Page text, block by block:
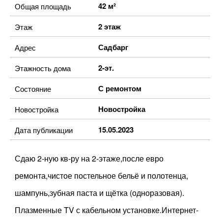
Общая площадь 42 м²
Этаж 2 этаж
Адрес Садбарг
Этажность дома 2-эт.
Состояние С ремонтом
Новостройка Новостройка
Дата публикации 15.05.2023
Сдаю 2-ную кв-ру на 2-этаже,после евро
ремонта,чистое постельное бельё и полотенца,
шампунь,зубная паста и щётка (одноразовая).
Плазменные TV с кабельном установке.Интернет-